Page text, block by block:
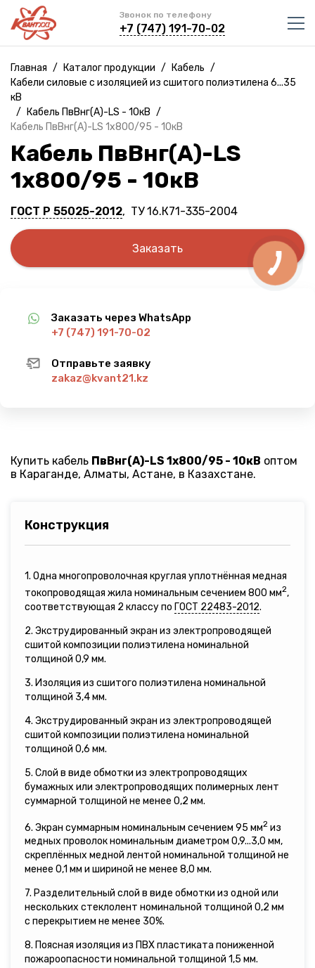
Звонок по телефону
+7 (747) 191-70-02
Главная / Каталог продукции / Кабель /
Кабели силовые с изоляцией из сшитого полиэтилена 6...35
кВ
/
Кабель ПвВнг(A)-LS - 10кВ /
Кабель ПвВнг(A)-LS 1х800/95 - 10кВ
Кабель ПвВнг(A)-LS
1х800/95 - 10кВ
ГОСТ Р 55025-2012, ТУ 16.К71-335-2004
Заказать
Заказать через WhatsApp
+7 (747) 191-70-02
Отправьте заявку
zakaz@kvant21.kz
Купить кабель ПвВнг(A)-LS 1х800/95 - 10кВ оптом
в Караганде, Алматы, Астане, в Казахстане.
Конструкция
1. Одна многопроволочная круглая уплотнённая медная
токопроводящая жила номинальным сечением 800 мм2,
соответствующая 2 классу по ГОСТ 22483-2012.
2. Экструдированный экран из электропроводящей
сшитой композиции полиэтилена номинальной
толщиной 0,9 мм.
3. Изоляция из сшитого полиэтилена номинальной
толщиной 3,4 мм.
4. Экструдированный экран из электропроводящей
сшитой композиции полиэтилена номинальной
толщиной 0,6 мм.
5. Слой в виде обмотки из электропроводящих
бумажных или электропроводящих полимерных лент
суммарной толщиной не менее 0,2 мм.
6. Экран суммарным номинальным сечением 95 мм2 из
медных проволок номинальным диаметром 0,9...3,0 мм,
скреплённых медной лентой номинальной толщиной не
менее 0,1 мм и шириной не менее 8,0 мм.
7. Разделительный слой в виде обмотки из одной или
нескольких стеклолент номинальной толщиной 0,2 мм
с перекрытием не менее 30%.
8. Поясная изоляция из ПВХ пластиката пониженной
пожароопасности номинальной толщиной 1,5 мм.